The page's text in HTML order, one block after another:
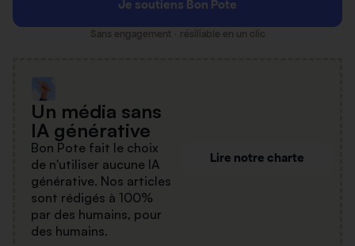
Je soutiens Bon Pote
Sans engagement · résiliable en un clic
Un média sans
IA générative
Bon Pote fait le choix
de n'utiliser aucune IA
générative. Nos articles
sont rédigés à 100%
par des humains, pour
des humains.
Lire notre charte